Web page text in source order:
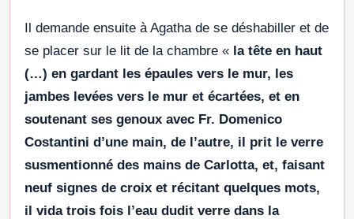
Il demande ensuite à Agatha de se déshabiller et de
se placer sur le lit de la chambre « la tête en haut
(…) en gardant les épaules vers le mur, les
jambes levées vers le mur et écartées, et en
soutenant ses genoux avec Fr. Domenico
Costantini d’une main, de l’autre, il prit le verre
susmentionné des mains de Carlotta, et, faisant
neuf signes de croix et récitant quelques mots,
il vida trois fois l’eau dudit verre dans la